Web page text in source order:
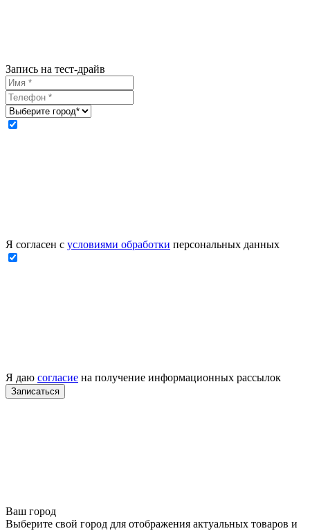
Запись на тест-драйв
Я согласен с условиями обработки персональных данных
Я даю согласие на получение информационных рассылок
Ваш город
Выберите свой город для отображения актуальных товаров и